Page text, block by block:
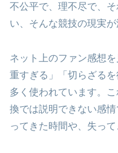
不公平で、理不尽で、
い、そんな競技の現実が
ネット上のファン感想
重すぎる」「切らざる
多く使われています。
換では説明できない感
ってきた時間や、失っ